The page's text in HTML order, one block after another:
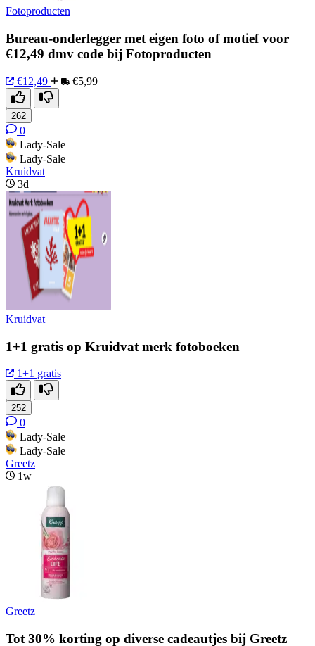
Fotoproducten
Bureau-onderlegger met eigen foto of motief voor
€12,49 dmv code bij Fotoproducten
€12,49 €5,99
262
0
Lady-Sale
Lady-Sale
Kruidvat
3d
Kruidvat
1+1 gratis op Kruidvat merk fotoboeken
1+1 gratis
252
0
Lady-Sale
Lady-Sale
Greetz
1w
Greetz
Tot 30% korting op diverse cadeautjes bij Greetz